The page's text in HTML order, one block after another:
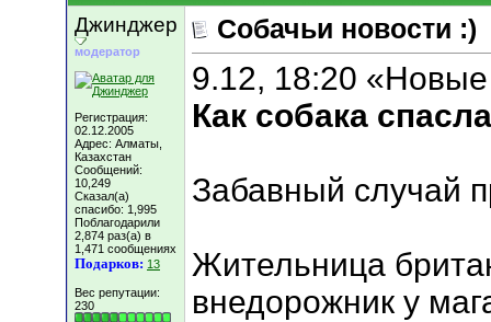
Джинджер
модератор
Регистрация:
02.12.2005
Адрес: Алматы,
Казахстан
Сообщений:
10,249
Сказал(а)
спасибо: 1,995
Поблагодарили
2,874 раз(а) в
1,471 сообщениях
Подарков: 13
Вес репутации:
230
Собачьи новости :)
9.12, 18:20
Как собака
Забавный случай
Жительница
внедорожник у